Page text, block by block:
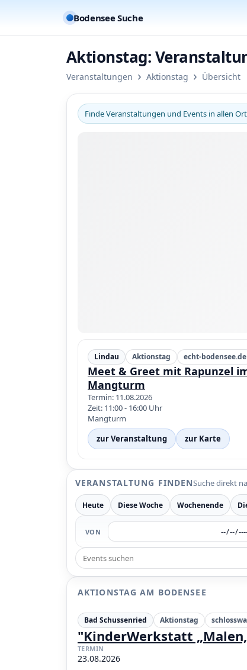
Bodensee Suche
Aktionstag:
Veranstaltungen › Aktionstag › Übersicht
Finde Veranstaltungen und Events in allen
Lindau Aktionstag echt-bodensee.de
Meet & Greet mit Rapunzel
Mangturm
Termin: 11.08.2026
Zeit: 11:00 - 16:00 Uhr
Mangturm
zur Veranstaltung
zur Karte
VERANSTALTUNG FINDENSuche direkt
Heute Diese Woche Wochenende
VON
AKTIONSTAG AM BODENSEE
Bad Schussenried Aktionstag
"KinderWerkstatt
TERMIN
23.08.2026